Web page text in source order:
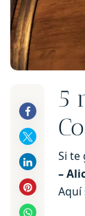
5
Si te
–
Aquí